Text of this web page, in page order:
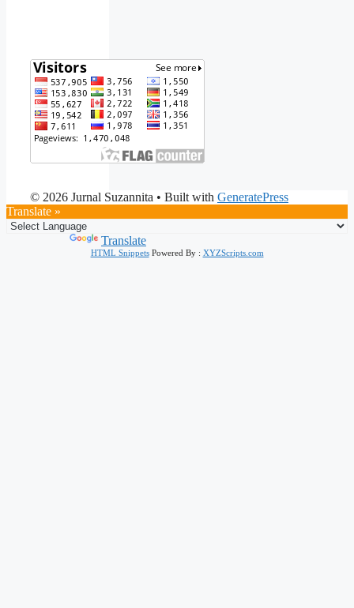
© 2026 Jurnal Suzannita • Built with GeneratePress
Translate »
Translate
HTML SnippetsPowered By : XYZScripts.com